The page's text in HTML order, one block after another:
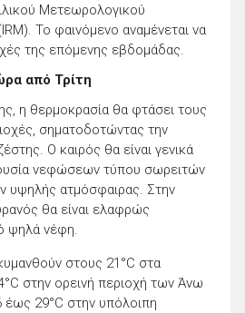
Μετεωρολογικού
Το φαινόμενο αναμένεται να
της επόμενης εβδομάδας.
από Τρίτη
η θερμοκρασία θα φτάσει τους
σηματοδοτώντας την
Ο καιρός θα είναι γενικά
νεφώσεων τύπου σωρειτών
υψηλής ατμόσφαιρας. Στην
θα είναι ελαφρώς
ψηλά νέφη.
στους 21°C στα
στην ορεινή περιοχή των Άνω
29°C στην υπόλοιπη